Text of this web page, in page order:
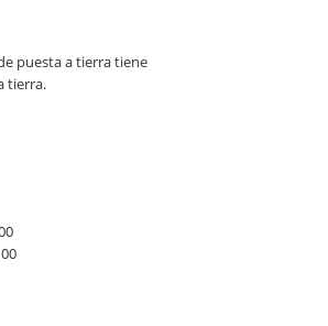
puesta a tierra tiene
tierra.